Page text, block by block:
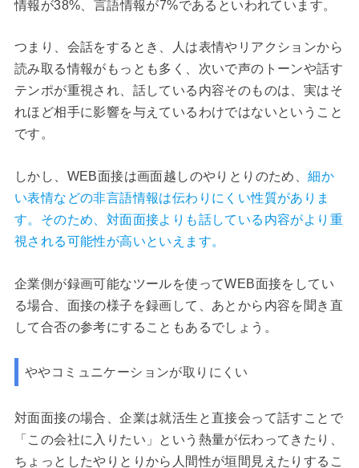
情報が38%、言語情報が7%であるといわれています。
つまり、会話をするとき、人は表情やリアクションから
読み取る情報がもっとも多く、次いで声のトーンや話す
テンポが重視され、話している内容そのものは、実はそ
れほど相手に影響を与えているわけではないということ
です。
しかし、WEB面接は画面越しのやりとりのため、細か
い表情などの非言語情報は伝わりにくい性質がありま
す。そのため、対面面接よりも話している内容がより重
視される可能性が高いといえます。
企業側が録画可能なツールを使ってWEB面接をしてい
る場合、面接の様子を録画して、あとから内容を聞き直
して合否の参考にすることもあるでしょう。
ややコミュニケーションが取りにくい
対面面接の場合、企業は就活生と直接会って話すことで
「この会社に入りたい」という熱量が伝わってきたり、
ちょっとしたやりとりから人間性が垣間見えたりするこ